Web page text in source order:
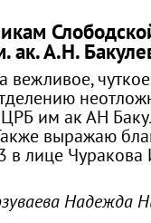
ак. А.Н.
вежливое,
им ак АН
выражаю
лице Чуракова
Надежда